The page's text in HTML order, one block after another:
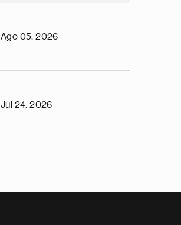
Ago 05, 2026
Jul 24, 2026